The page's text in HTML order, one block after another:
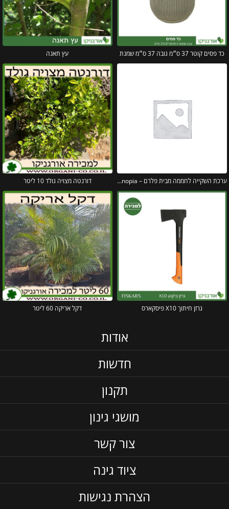
כד פסים קוטר 37 ס״מ גובה 37 ס״מ שמנת עץ תאנה
ערכת השקייה לחממה מבית פלרם – Canopia דורנטה מצויה גולד 10 ליטר
גרזן חיתוך X10 פיסקארס דקל אריקה 60 ליטר
אודות
חדשות
תקנון
מושגי גינון
צור קשר
ציוד גינה
הצהרת נגישות